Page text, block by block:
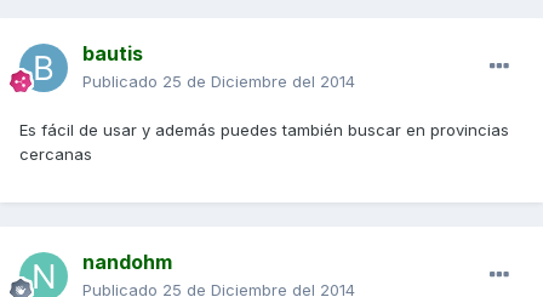
bautis
Publicado 25 de Diciembre del 2014
Es fácil de usar y además puedes también buscar en provincias
cercanas
nandohm
Publicado 25 de Diciembre del 2014